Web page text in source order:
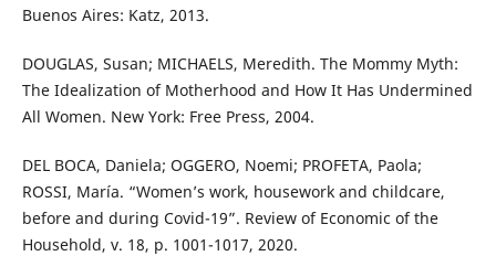
Buenos Aires: Katz, 2013.
DOUGLAS, Susan; MICHAELS, Meredith. The Mommy Myth:
The Idealization of Motherhood and How It Has Undermined
All Women. New York: Free Press, 2004.
DEL BOCA, Daniela; OGGERO, Noemi; PROFETA, Paola;
ROSSI, María. “Women’s work, housework and childcare,
before and during Covid-19”. Review of Economic of the
Household, v. 18, p. 1001-1017, 2020.